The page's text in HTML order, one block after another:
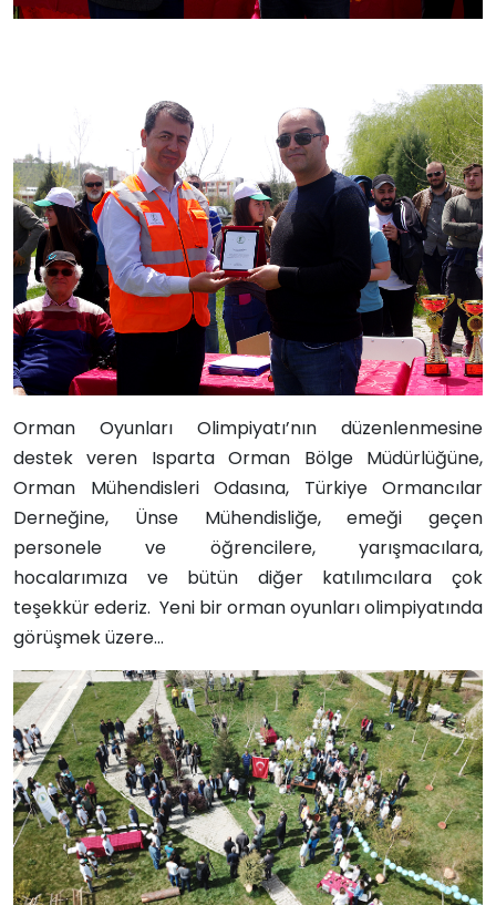
Orman Oyunları Olimpiyatı’nın düzenlenmesine
destek veren Isparta Orman Bölge Müdürlüğüne,
Orman Mühendisleri Odasına, Türkiye Ormancılar
Derneğine, Ünse Mühendisliğe, emeği geçen
personele ve öğrencilere, yarışmacılara,
hocalarımıza ve bütün diğer katılımcılara çok
teşekkür ederiz. Yeni bir orman oyunları olimpiyatında
görüşmek üzere…